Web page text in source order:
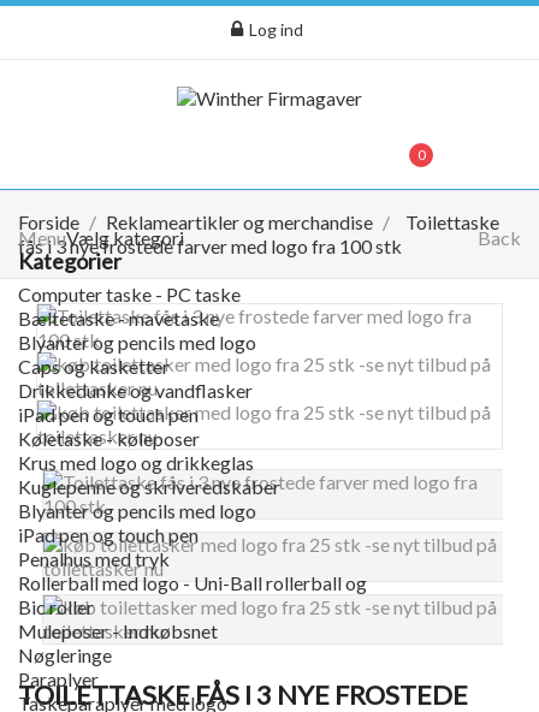
Log ind
0
Menu Back
Vælg kategori
Kategorier
Computer taske - PC taske
Bæltetaske - mavetaske
Blyanter og pencils med logo
Caps og kasketter
Drikkedunke og vandflasker
iPad pen og touch pen
Køletaske - køleposer
Krus med logo og drikkeglas
Kuglepenne og skriveredskaber
Blyanter og pencils med logo
iPad pen og touch pen
Penalhus med tryk
Rollerball med logo - Uni-Ball rollerball og
Bic roller
Muleposer - Indkøbsnet
Nøgleringe
Paraplyer
Taskeparaplyer med logo
Forside Reklameartikler og merchandise
Toilettaske
fås i 3 nye frostede farver med logo fra 100 stk
TOILETTASKE FÅS I 3 NYE FROSTEDE